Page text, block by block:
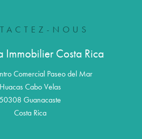
NOUS
Immobilier Costa Rica
Comercial Paseo del Mar
Huacas Cabo Velas
Guanacaste
Costa Rica